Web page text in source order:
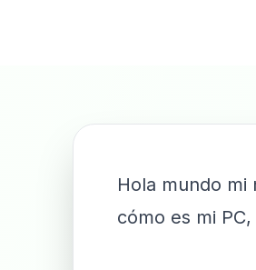
Hola mundo
cómo es mi